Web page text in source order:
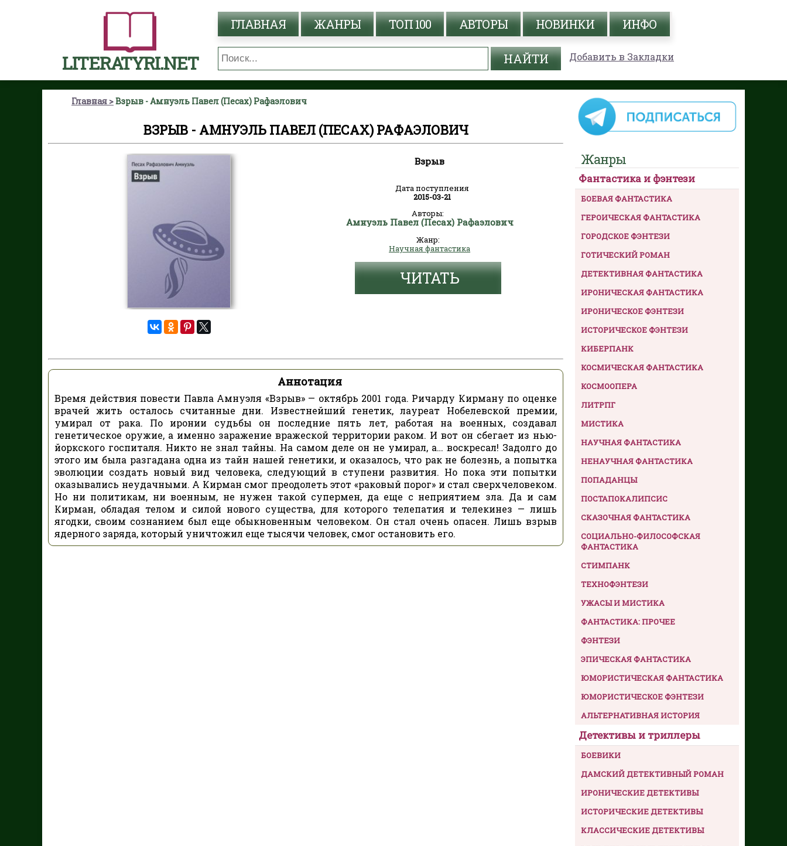
LITERATYRI.NET
ГЛАВНАЯ ЖАНРЫ ТОП 100 АВТОРЫ НОВИНКИ ИНФО
Добавить в Закладки
Главная Взрыв - Амнуэль Павел (Песах) Рафаэлович
ВЗРЫВ - АМНУЭЛЬ ПАВЕЛ (ПЕСАХ) РАФАЭЛОВИЧ
Взрыв
Дата поступления
2015-03-21
Авторы:
Амнуэль Павел (Песах) Рафаэлович
Жанр:
Научная фантастика
ЧИТАТЬ
Аннотация
Время действия повести Павла Амнуэля «Взрыв» — октябрь 2001 года. Ричарду Кирману по оценке
врачей жить осталось считанные дни. Известнейший генетик, лауреат Нобелевской премии,
умирал от рака. По иронии судьбы он последние пять лет, работая на военных, создавал
генетическое оружие, а именно заражение вражеской территории раком. И вот он сбегает из нью-
йоркского госпиталя. Никто не знал тайны. На самом деле он не умирал, а… воскресал! Задолго до
этого им была разгадана одна из тайн нашей генетики, и оказалось, что рак не болезнь, а попытка
эволюции создать новый вид человека, следующий в ступени развития. Но пока эти попытки
оказывались неудачными. А Кирман смог преодолеть этот «раковый порог» и стал сверхчеловеком.
Но ни политикам, ни военным, не нужен такой супермен, да еще с неприятием зла. Да и сам
Кирман, обладая телом и силой нового существа, для которого телепатия и телекинез — лишь
ягодки, своим сознанием был еще обыкновенным человеком. Он стал очень опасен. Лишь взрыв
ядерного заряда, который уничтожил еще тысячи человек, смог остановить его.
Жанры
Фантастика и фэнтези
БОЕВАЯ ФАНТАСТИКА
ГЕРОИЧЕСКАЯ ФАНТАСТИКА
ГОРОДСКОЕ ФЭНТЕЗИ
ГОТИЧЕСКИЙ РОМАН
ДЕТЕКТИВНАЯ ФАНТАСТИКА
ИРОНИЧЕСКАЯ ФАНТАСТИКА
ИРОНИЧЕСКОЕ ФЭНТЕЗИ
ИСТОРИЧЕСКОЕ ФЭНТЕЗИ
КИБЕРПАНК
КОСМИЧЕСКАЯ ФАНТАСТИКА
КОСМООПЕРА
ЛИТРПГ
МИСТИКА
НАУЧНАЯ ФАНТАСТИКА
НЕНАУЧНАЯ ФАНТАСТИКА
ПОПАДАНЦЫ
ПОСТАПОКАЛИПСИС
СКАЗОЧНАЯ ФАНТАСТИКА
СОЦИАЛЬНО-ФИЛОСОФСКАЯ
ФАНТАСТИКА
СТИМПАНК
ТЕХНОФЭНТЕЗИ
УЖАСЫ И МИСТИКА
ФАНТАСТИКА: ПРОЧЕЕ
ФЭНТЕЗИ
ЭПИЧЕСКАЯ ФАНТАСТИКА
ЮМОРИСТИЧЕСКАЯ ФАНТАСТИКА
ЮМОРИСТИЧЕСКОЕ ФЭНТЕЗИ
АЛЬТЕРНАТИВНАЯ ИСТОРИЯ
Детективы и триллеры
БОЕВИКИ
ДАМСКИЙ ДЕТЕКТИВНЫЙ РОМАН
ИРОНИЧЕСКИЕ ДЕТЕКТИВЫ
ИСТОРИЧЕСКИЕ ДЕТЕКТИВЫ
КЛАССИЧЕСКИЕ ДЕТЕКТИВЫ